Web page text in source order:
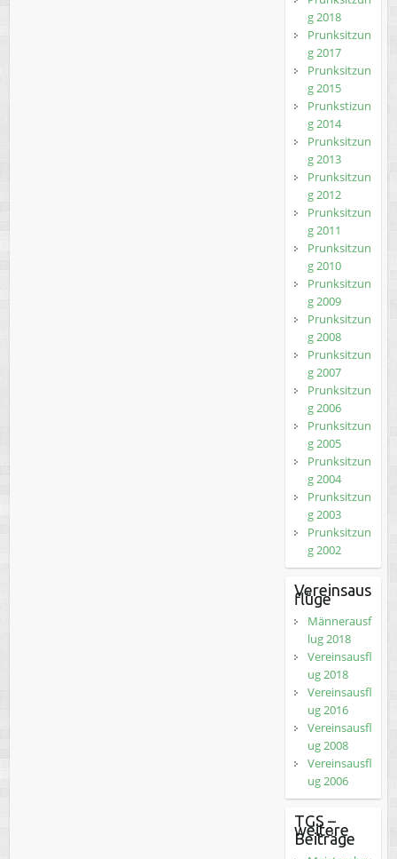
g 2018
Prunksitzun
g 2017
Prunksitzun
g 2015
Prunkstizun
g 2014
Prunksitzun
g 2013
Prunksitzun
g 2012
Prunksitzun
g 2011
Prunksitzun
g 2010
Prunksitzun
g 2009
Prunksitzun
g 2008
Prunksitzun
g 2007
Prunksitzun
g 2006
Prunksitzun
g 2005
Prunksitzun
g 2004
Prunksitzun
g 2003
Prunksitzun
g 2002
Vereinsaus
flüge
Männerausf
lug 2018
Vereinsausfl
ug 2018
Vereinsausfl
ug 2016
Vereinsausfl
ug 2008
Vereinsausfl
ug 2006
TGS –
weitere
Beiträge